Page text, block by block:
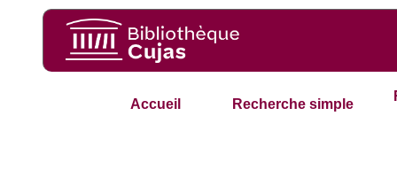
Accueil Recherche simple